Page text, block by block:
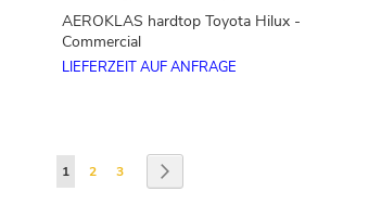
AEROKLAS hardtop Toyota Hilux -
Commercial
LIEFERZEIT AUF ANFRAGE
Seite
Sie lesen gerade die Seite
1 Seite
2 Seite
3